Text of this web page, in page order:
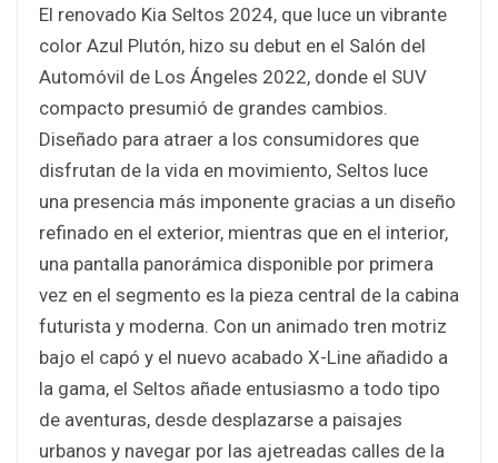
El renovado Kia Seltos 2024, que luce un vibrante
color Azul Plutón, hizo su debut en el Salón del
Automóvil de Los Ángeles 2022, donde el SUV
compacto presumió de grandes cambios.
Diseñado para atraer a los consumidores que
disfrutan de la vida en movimiento, Seltos luce
una presencia más imponente gracias a un diseño
refinado en el exterior, mientras que en el interior,
una pantalla panorámica disponible por primera
vez en el segmento es la pieza central de la cabina
futurista y moderna. Con un animado tren motriz
bajo el capó y el nuevo acabado X-Line añadido a
la gama, el Seltos añade entusiasmo a todo tipo
de aventuras, desde desplazarse a paisajes
urbanos y navegar por las ajetreadas calles de la